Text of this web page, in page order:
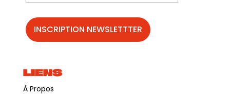
LIENS
À Propos